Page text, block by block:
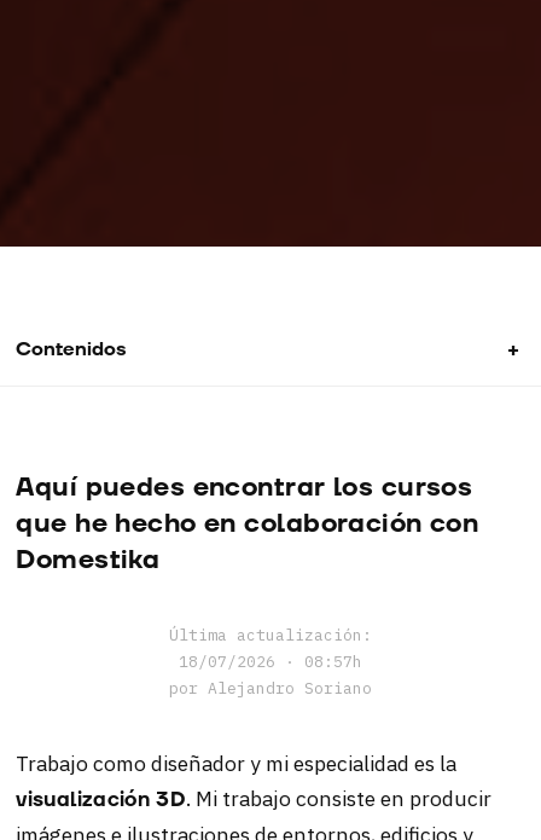
Contenidos +
Aquí puedes encontrar los cursos
que he hecho en colaboración con
Domestika
Última actualización:
18/07/2026 · 08:57h
por Alejandro Soriano
Trabajo como diseñador y mi especialidad es la
visualización 3D. Mi trabajo consiste en producir